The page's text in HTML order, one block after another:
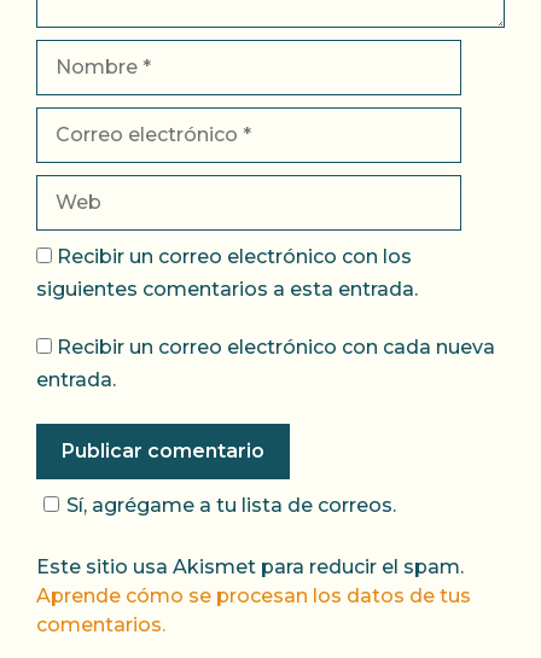
electrónico
Recibir un correo electrónico con los
siguientes comentarios a esta entrada.
Recibir un correo electrónico con cada nueva
entrada.
Sí, agrégame a tu lista de correos.
Este sitio usa Akismet para reducir el spam.
Aprende cómo se procesan los datos de tus
comentarios.